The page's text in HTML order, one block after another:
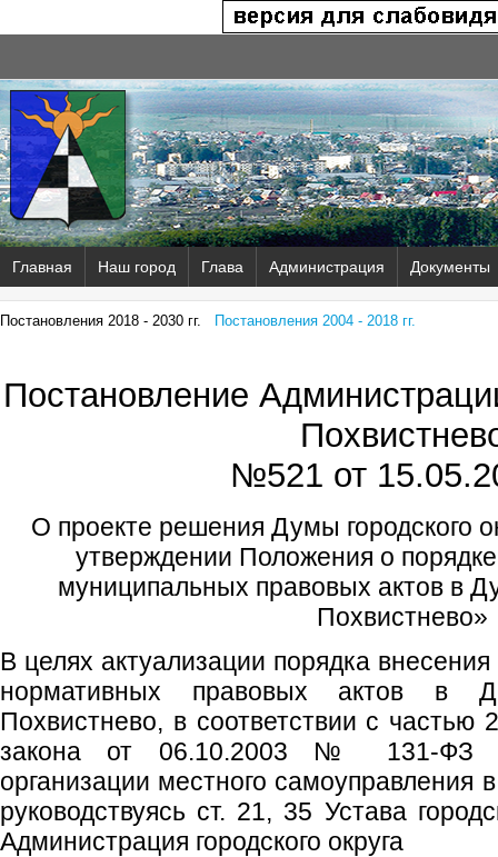
Главная Наш город Глава Администрация Документы
Постановления 2018 - 2030 гг. Постановления 2004 - 2018 гг.
Постановление
№521 от
О проекте решения Думы городского
утверждении Положения о
муниципальных правовых актов в
Похвистнево»
В целях актуализации порядка
нормативных правовых актов в
Похвистнево, в соответствии с частью
закона от 06.10.2003 № 131-ФЗ
организации местного самоуправления
руководствуясь ст. 21, 35 Устава
Администрация городского округа